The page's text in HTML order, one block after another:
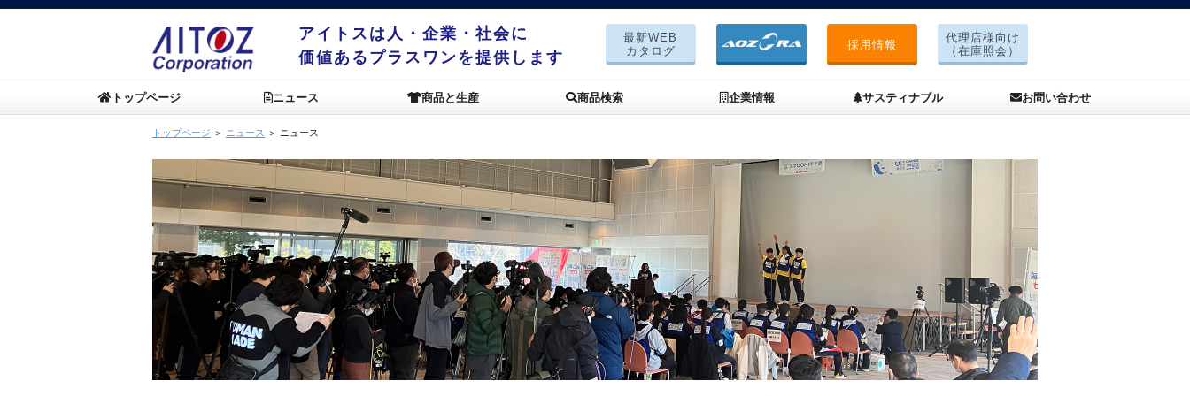
アイトスは人・企業・社会に
価値あるプラスワンを提供します
最新WEB
カタログ
採用情報
代理店様向け
（在庫照会）
トップページ ニュース 商品と生産 商品検索 企業情報 サスティナブル お問い合わせ
トップページ ＞ ニュース ＞ ニュース